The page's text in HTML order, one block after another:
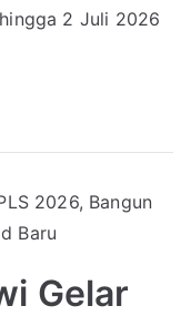
2 Juli 2026
Gelar